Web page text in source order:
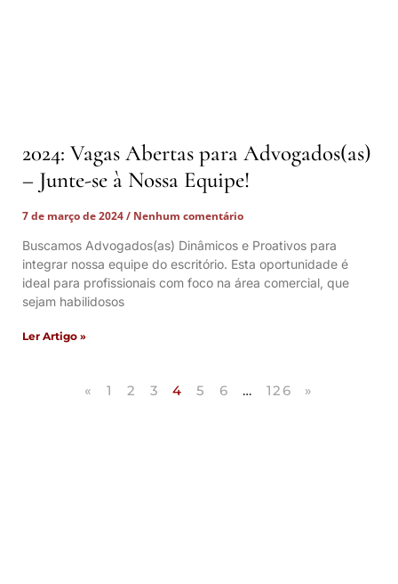
2024: Vagas Abertas para Advogados(as)
– Junte-se à Nossa Equipe!
7 de março de 2024
Nenhum comentário
Buscamos Advogados(as) Dinâmicos e Proativos para
integrar nossa equipe do escritório. Esta oportunidade é
ideal para profissionais com foco na área comercial, que
sejam habilidosos
Ler Artigo »
« 1 2 3 4 5 6 … 126 »